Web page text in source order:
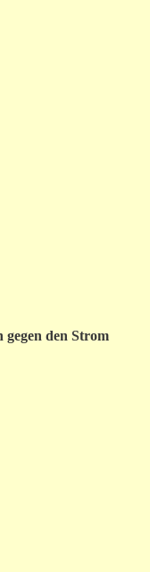
gegen den Strom